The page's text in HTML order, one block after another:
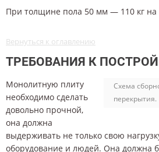
При толщине пола 50 мм — 110 кг на
Вернуться к оглавлению
ТРЕБОВАНИЯ К
Схема
перекрытия.
Монолитную плиту
необходимо сделать
довольно прочной,
она должна
выдерживать не только свою
оборудование и людей. Она должна